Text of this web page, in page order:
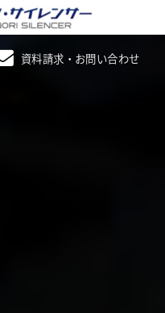
資料請求・お問い合わせ